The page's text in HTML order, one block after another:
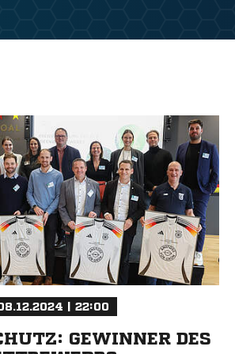
| 22:00
GEWINNER DES